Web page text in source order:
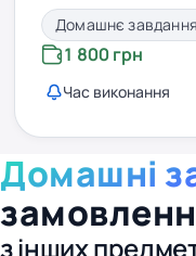
Домашнє завдання
1 800 грн
Час виконання
Домашні
з інших